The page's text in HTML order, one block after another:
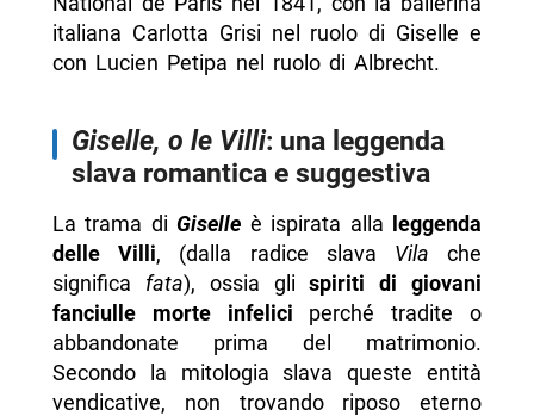
italiana Carlotta Grisi nel ruolo di Giselle e
con Lucien Petipa nel ruolo di Albrecht.
Giselle, o le Villi: una leggenda
slava romantica e suggestiva
La trama di Giselle è ispirata alla
leggenda
delle Villi, (dalla radice slava Vila che
significa fata), ossia glispiriti di giovani
fanciulle morte infelici perché tradite o
abbandonate prima del matrimonio.
Secondo la mitologia slava queste entità
vendicative, non trovando riposo eterno